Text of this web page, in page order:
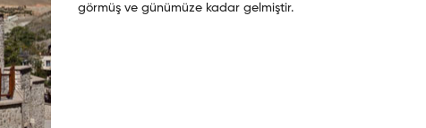
görmüş ve günümüze kadar gelmiştir.